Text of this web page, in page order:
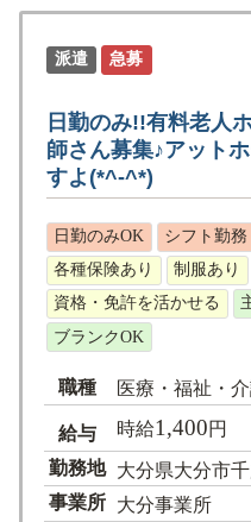
派遣 急募
日勤のみ!!有料老人
師さん募集♪アット
すよ(*^-^*)
日勤のみOK シフト勤務
各種保険あり
制服あり
資格・免許を活かせる
ブランクOK
職種 医療・福祉・
給与 時給1,400円
勤務地 大分県大分市
事業所 大分事業所